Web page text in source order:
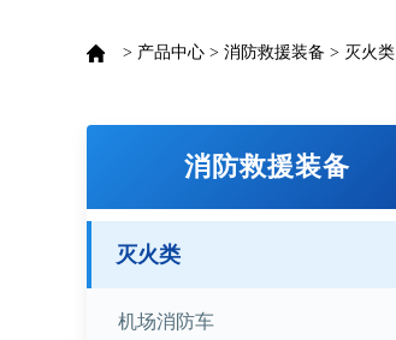
> 产品中心 > 消防救援装备 > 灭火类
消防救援装备
灭火类
机场消防车